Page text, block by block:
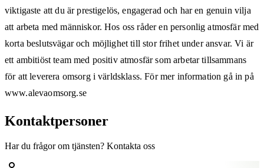
viktigaste att du är prestigelös, engagerad och har en genuin vilja
att arbeta med människor. Hos oss råder en personlig atmosfär med
korta beslutsvägar och möjlighet till stor frihet under ansvar. Vi är
ett ambitiöst team med positiv atmosfär som arbetar tillsammans
för att leverera omsorg i världsklass. För mer information gå in på
www.alevaomsorg.se
Kontaktpersoner
Har du frågor om tjänsten? Kontakta oss